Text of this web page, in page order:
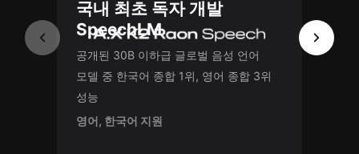
국내 최초 독자 개발
SpeechLM
공개된 30B 이하급 글로벌 음성 언어
모델 중 한국어 종합 1위, 영어 종합 3위
성능
영어, 한국어 지원